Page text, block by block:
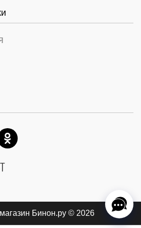
Бинон.ру © 2026